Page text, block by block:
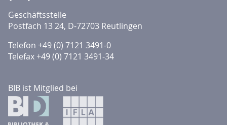
BIB ist Mitglied bei
Geschäftsstelle
Postfach 13 24, D-72703 Reutlingen
Telefon +49 (0) 7121 3491-0
Telefax +49 (0) 7121 3491-34